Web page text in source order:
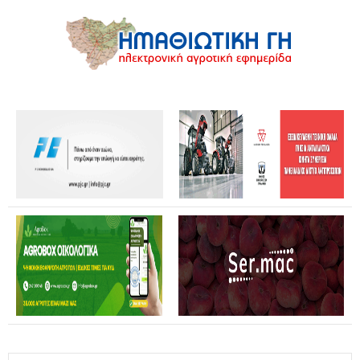
Θανάσης Καββαδάς: Θωρακίζεται όλη η χώρα απέναντι